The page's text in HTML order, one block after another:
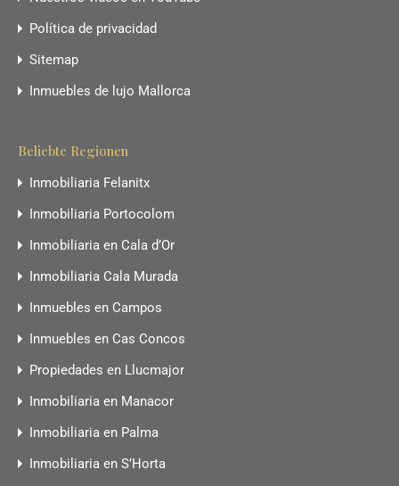
Política de privacidad
Sitemap
Inmuebles de lujo Mallorca
Beliebte Regionen
Inmobiliaria Felanitx
Inmobiliaria Portocolom
Inmobiliaria en Cala d’Or
Inmobiliaria Cala Murada
Inmuebles en Campos
Inmuebles en Cas Concos
Propiedades en Llucmajor
Inmobiliaria en Manacor
Inmobiliaria en Palma
Inmobiliaria en S’Horta